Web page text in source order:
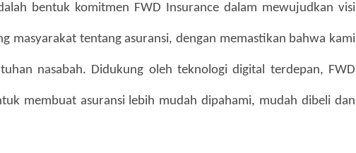
bentuk komitmen FWD Insurance dalam mewujudkan visi
masyarakat tentang asuransi, dengan memastikan bahwa kami
nasabah. Didukung oleh teknologi digital terdepan, FWD
membuat asuransi lebih mudah dipahami, mudah dibeli dan